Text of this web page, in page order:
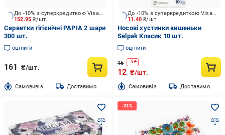
152.95₴/шт.
До -10% з суперкредиткою Visa Вигода
Серветки гігієнічні PAPIA 2 шари
300 шт.
оцінити
161 ₴/шт.
Cамовивіз Доставимо
11.40₴/шт.
До -10% з суперкредиткою Visa Вигода
Носові хустинки кишеньки
Selpak Класик 10 шт.
оцінити
15 -3₴
12 ₴/шт.
Cамовивіз Доставимо